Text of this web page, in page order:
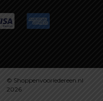
© Shoppenvooriedereen.nl
2026